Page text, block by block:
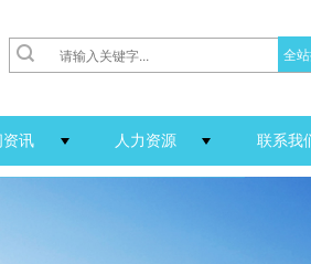
全
资讯 人力资源 联系我